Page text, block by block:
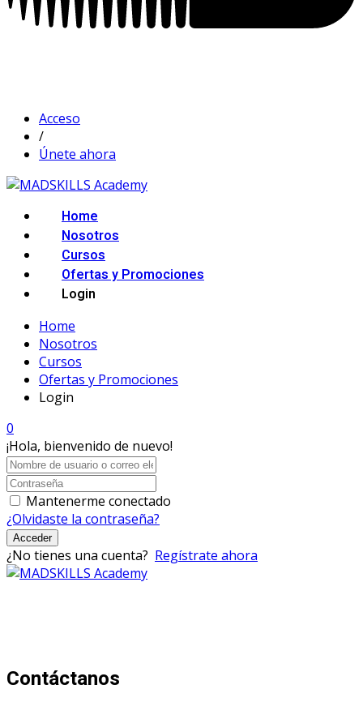
Acceso
/
Únete ahora
Home
Nosotros
Cursos
Ofertas y Promociones
Login
Home
Nosotros
Cursos
Ofertas y Promociones
Login
0
¡Hola, bienvenido de nuevo!
Mantenerme conectado
¿Olvidaste la contraseña?
Acceder
¿No tienes una cuenta? Regístrate ahora
Contáctanos